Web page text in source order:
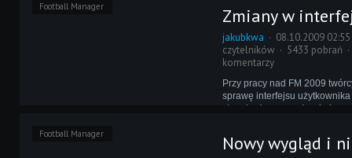
przez Martina, członka
zajmującego się wyglądem
Football Manager Zmiany w
jakubkwa
08.10.2009 02:55
czytelników
5433 pobrań
komentarzy
Przy pracy nad FM 2009
sprawę interfejsu
stopnia, że grę można było
na filmach i screenach,
Football Manager Nowy wygląd i